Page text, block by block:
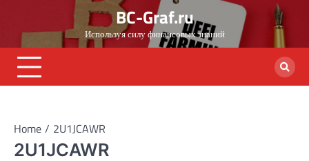
content
BC-Graf.ru
Используя силу финансовых знаний
Home 2U1JCAWR
2U1JCAWR